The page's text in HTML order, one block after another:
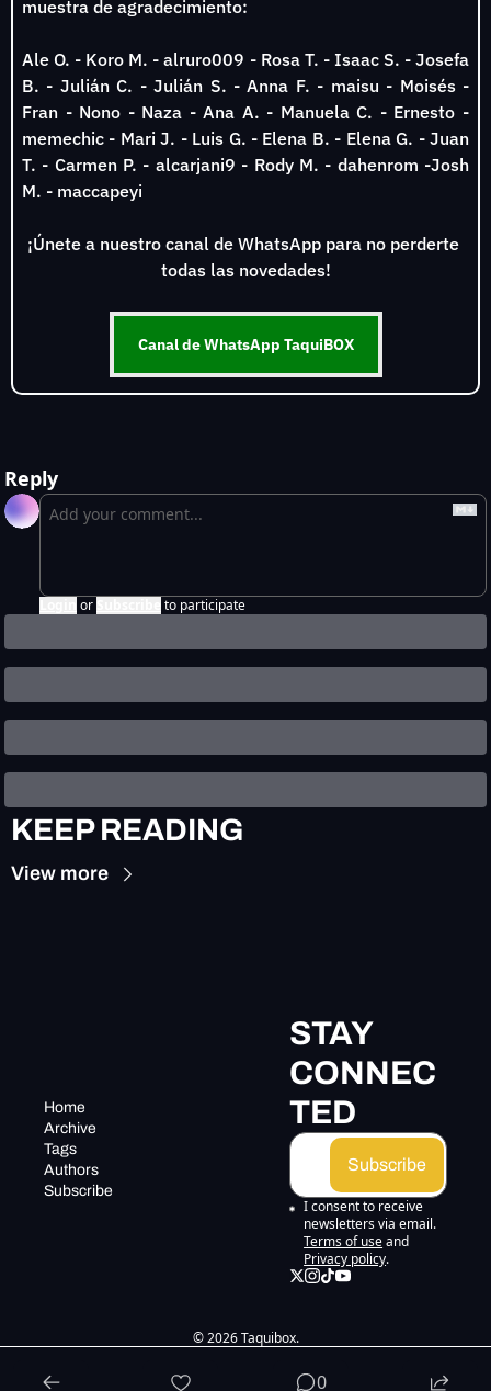
muestra de agradecimiento:
Ale O. - Koro M. - alruro009 - Rosa T. - Isaac S. - Josefa
B. - Julián C. - Julián S. - Anna F. - maisu - Moisés -
Fran - Nono - Naza - Ana A. - Manuela C. - Ernesto -
memechic - Mari J. - Luis G. - Elena B. - Elena G. - Juan
T. - Carmen P. - alcarjani9 - Rody M. - dahenrom -Josh
M. - maccapeyi
¡Únete a nuestro canal de WhatsApp para no perderte
todas las novedades!
Canal de WhatsApp TaquiBOX
Reply
or to participate
KEEP READING
View more
Home
Archive
Tags
Authors
Subscribe
STAY
CONNEC
TED
Subscribe
I consent to receive
newsletters via email.
Terms of useand
Privacy policy.
© 2026 Taquibox.
0